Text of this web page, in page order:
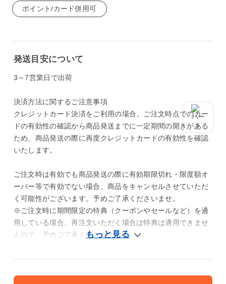
ポイント/カード併用可
発送目安について
3～7営業日で出荷
決済方法に関するご注意事項
クレジットカード決済をご利用の場合、ご注文時点でのカー
ドの有効性の確認から商品発送までに一定期間の開きがある
ため、商品発送の際に再度クレジットカードの有効性を確認
いたします。
ご注文時は有効でも商品発送の際に有効期限切れ・限度額オ
ーバー等で有効でない場合、商品をキャンセルさせていただ
く可能性がございます。予めご了承くださいませ。
※ご注文時に期間限定の特典（クーポンやセールなど）を適
用している場合、再注文いただく場合は特典は適用できませ
んので、予めご了承くださいませ。